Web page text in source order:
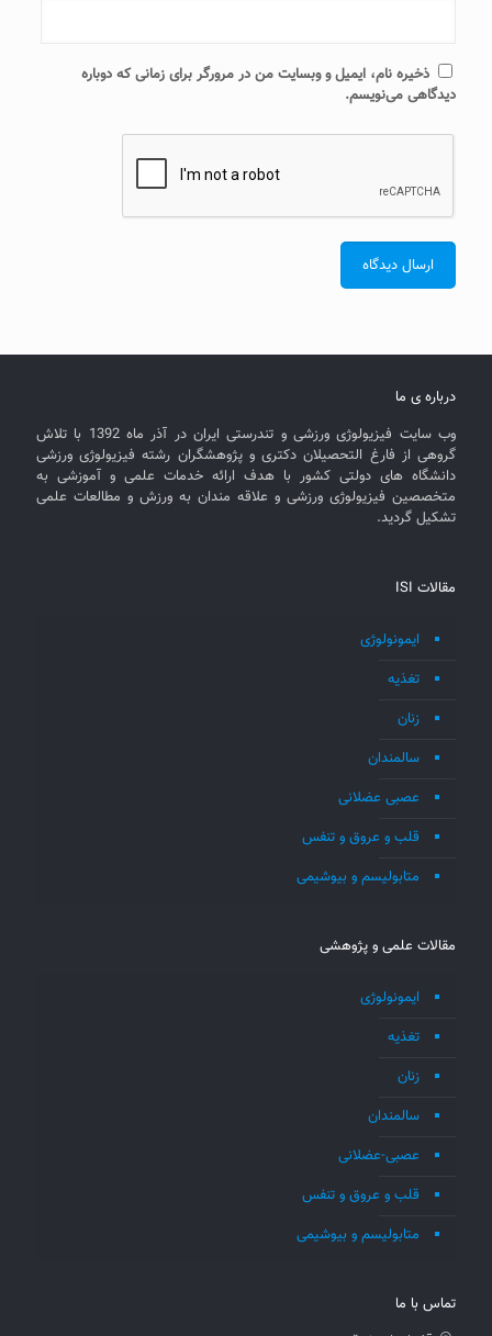
ذخیره نام، ایمیل و وبسایت من در مرورگر برای زمانی که دوباره
دیدگاهی می‌نویسم.
درباره ی ما
وب سایت فیزیولوژی ورزشی و تندرستی ایران در آذر ماه 1392 با تلاش
گروهی از فارغ التحصیلان دکتری و پژوهشگران رشته فیزیولوژی ورزشی
دانشگاه های دولتی کشور با هدف ارائه خدمات علمی و آموزشی به
متخصصین فیزیولوژی ورزشی و علاقه مندان به ورزش و مطالعات علمی
تشکیل گردید.
مقالات ISI
ایمونولوژی
تغذیه
زنان
سالمندان
عصبی عضلانی
قلب و عروق و تنفس
متابولیسم و بیوشیمی
مقالات علمی و پژوهشی
ایمونولوژی
تغذیه
زنان
سالمندان
عصبی-عضلانی
قلب و عروق و تنفس
متابولیسم و بیوشیمی
تماس با ما